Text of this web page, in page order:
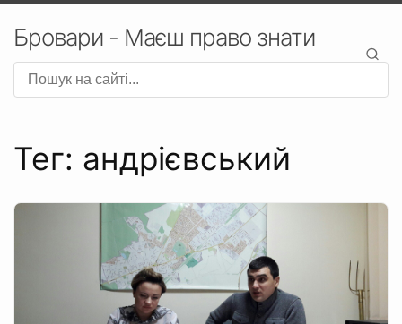
Бровари - Маєш право знати
Тег: андрієвський